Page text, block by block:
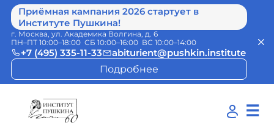
Приёмная кампания 2026 стартует в
Институте Пушкина!
г. Москва, ул. Академика Волгина, д. 6
ПН–ПТ 10:00–18:00 СБ 10:00–16:00 ВС 10:00–14:00
+7 (495) 335-11-33
abiturient@pushkin.institute
Подробнее
☰